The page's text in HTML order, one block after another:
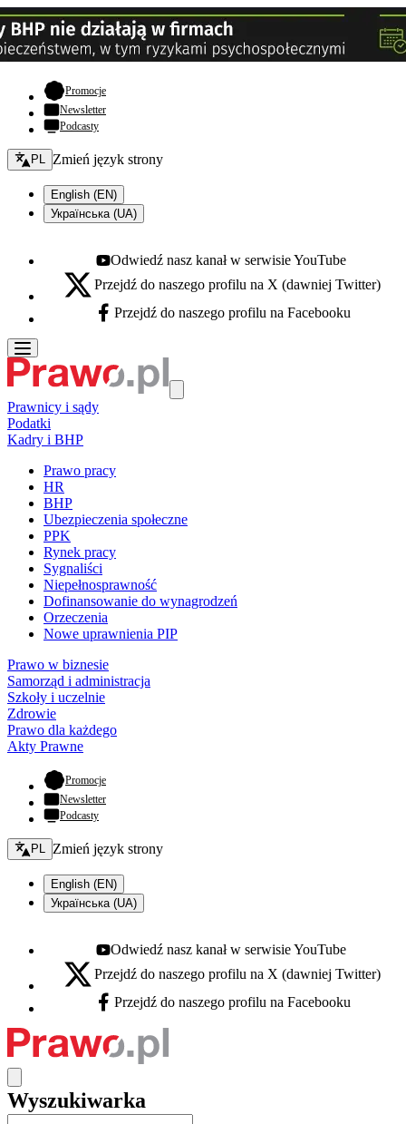
Promocje- otwiera się w nowej karcie
Newsletter
Podcasty
Zmień język - bieżący:
PL Zmień język strony
English (EN)
Українська (UA)
Youtube - otwiera się w nowej karcie
Odwiedź nasz kanał w serwisie YouTube
X - otwiera się w nowej karcie
Przejdź do naszego profilu na X (dawniej Twitter)
Facebook - otwiera się w nowej karcie
Przejdź do naszego profilu na Facebooku
Prawnicy i sądy
Podatki
Kadry i BHP
Prawo pracy
HR
BHP
Ubezpieczenia społeczne
PPK
Rynek pracy
Sygnaliści
Niepełnosprawność
Dofinansowanie do wynagrodzeń
Orzeczenia
Nowe uprawnienia PIP
Prawo w biznesie
Samorząd i administracja
Szkoły i uczelnie
Zdrowie
Prawo dla każdego
Akty Prawne
Promocje- otwiera się w nowej karcie
Newsletter
Podcasty
Zmień język - bieżący:
PL Zmień język strony
English (EN)
Українська (UA)
Youtube - otwiera się w nowej karcie
Odwiedź nasz kanał w serwisie YouTube
X - otwiera się w nowej karcie
Przejdź do naszego profilu na X (dawniej Twitter)
Facebook - otwiera się w nowej karcie
Przejdź do naszego profilu na Facebooku
Wyszukiwarka